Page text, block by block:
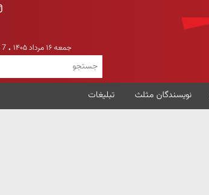
جمعه ۱۶ مرداد ۱۴۰۵ 7 August 2026
نویسندگان مثلث تبلیغات